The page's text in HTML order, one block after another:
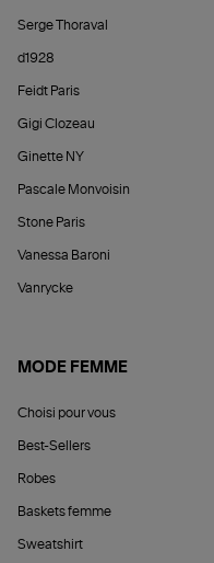
Serge Thoraval
d1928
Feidt Paris
Gigi Clozeau
Ginette NY
Pascale Monvoisin
Stone Paris
Vanessa Baroni
Vanrycke
MODE FEMME
Choisi pour vous
Best-Sellers
Robes
Baskets femme
Sweatshirt